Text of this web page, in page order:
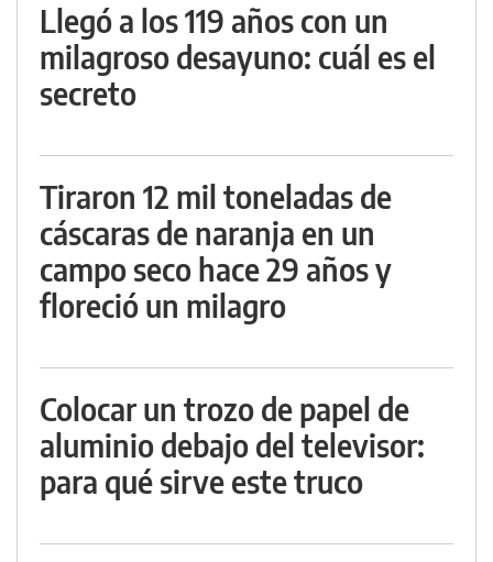
Llegó a los 119 años con un
milagroso desayuno: cuál es el
secreto
Tiraron 12 mil toneladas de
cáscaras de naranja en un
campo seco hace 29 años y
floreció un milagro
Colocar un trozo de papel de
aluminio debajo del televisor:
para qué sirve este truco